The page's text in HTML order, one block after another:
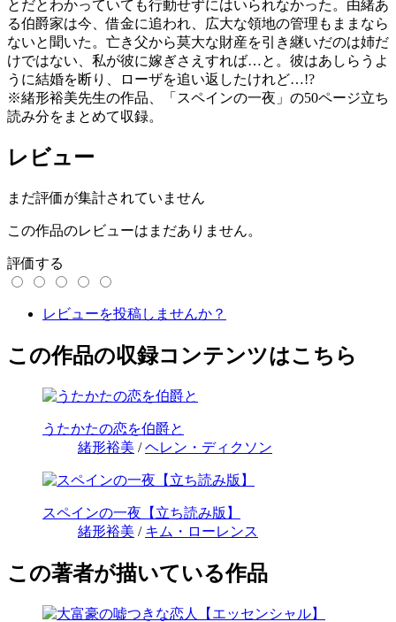
とだとわかっていても行動せずにはいられなかった。由緒あ
る伯爵家は今、借金に追われ、広大な領地の管理もままなら
ないと聞いた。亡き父から莫大な財産を引き継いだのは姉だ
けではない、私が彼に嫁ぎさえすれば…と。彼はあしらうよ
うに結婚を断り、ローザを追い返したけれど…!?
※緒形裕美先生の作品、「スペインの一夜」の50ページ立ち
読み分をまとめて収録。
レビュー
まだ評価が集計されていません
この作品のレビューはまだありません。
評価する
レビューを投稿しませんか？
この作品の収録コンテンツはこちら
うたかたの恋を伯爵と
緒形裕美 /ヘレン・ディクソン
スペインの一夜【立ち読み版】
緒形裕美 / キム・ローレンス
この著者が描いている作品